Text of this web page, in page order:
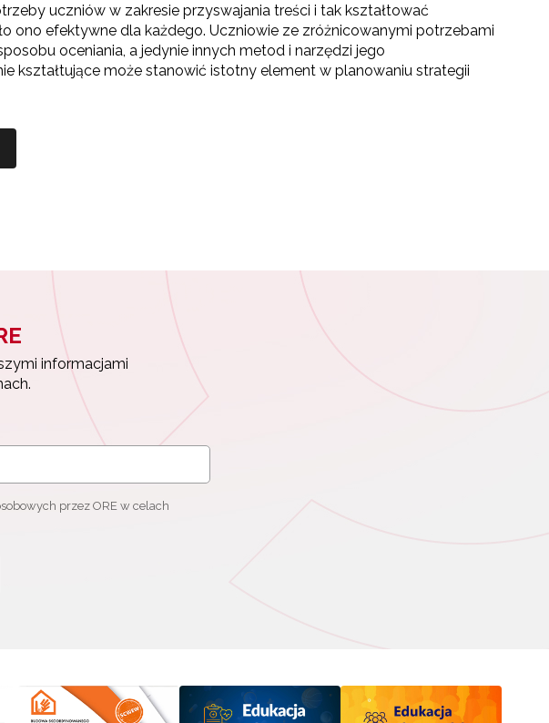
uczniów w zakresie przyswajania treści i tak kształtować
ono efektywne dla każdego. Uczniowie ze zróżnicowanymi potrzebami
oceniania, a jedynie innych metod i narzędzi jego
kształtujące może stanowić istotny element w planowaniu strategii
informacjami
przez ORE w celach